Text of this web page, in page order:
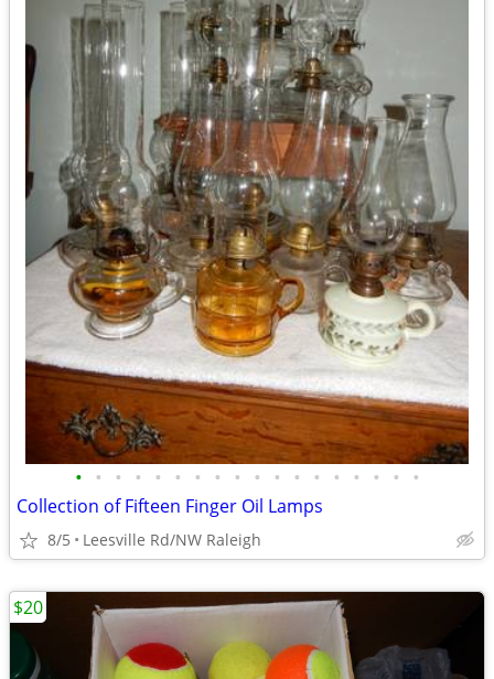
• • • • • • • • • • • • • • • • • •
Collection of Fifteen Finger Oil Lamps
8/5 Leesville Rd/NW Raleigh
$20